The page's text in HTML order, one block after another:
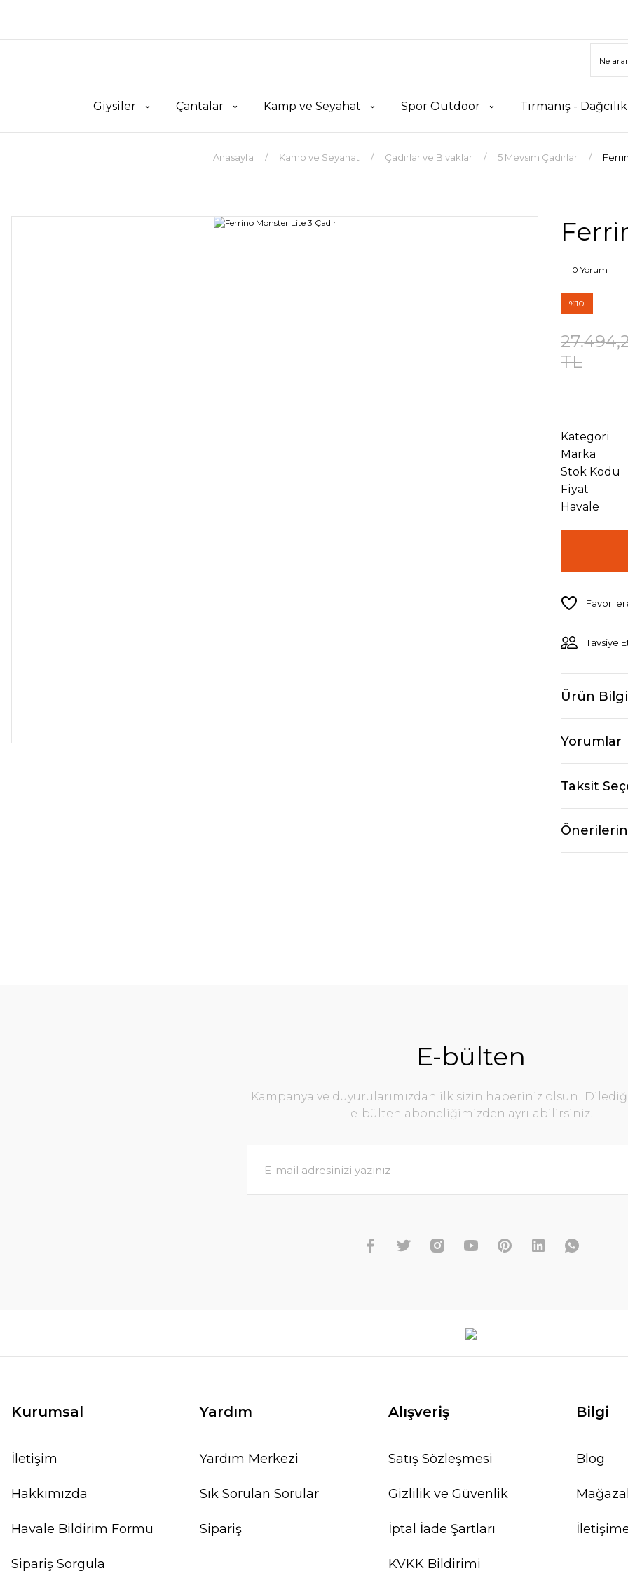
Giysiler Çantalar Kamp ve Seyahat Spor Outdoor Tırmanış -
Anasayfa Kamp ve Seyahat Çadırlar ve Bivaklar 5 Mevsim Çadırlar
0 Yorum
%10
TL
Kategori
Marka
Stok Kodu
Fiyat
Havale
Tavsiye
Ürün
Yorumlar
Taksit
E-bülten
Kampanya ve duyurularımızdan ilk sizin haberiniz olsun!
e-bülten aboneliğimizden ayrılabilirsiniz.
Kurumsal
İletişim
Hakkımızda
Havale Bildirim Formu
Sipariş Sorgula
Yardım
Yardım Merkezi
Sık Sorulan Sorular
Sipariş
Alışveriş
Satış Sözleşmesi
Gizlilik ve Güvenlik
İptal İade Şartları
KVKK Bildirimi
Bilgi
Blog